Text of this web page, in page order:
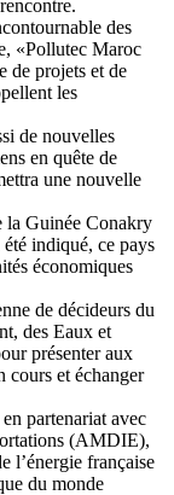
des
«Pollutec Maroc
de projets et de
les
de nouvelles
en quête de
une nouvelle
la Guinée Conakry
indiqué, ce pays
économiques
de décideurs du
des Eaux et
présenter aux
cours et échanger
partenariat avec
(AMDIE),
l’énergie française
du monde